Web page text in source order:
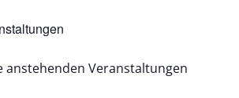
anstehenden Veranstaltungen